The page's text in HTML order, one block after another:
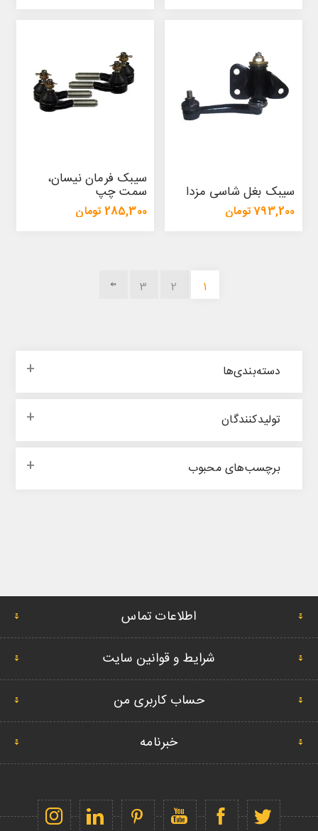
سیبک بغل شاسی مزدا
793,200 تومان
سیبک فرمان نیسان،
سمت چپ
285,300 تومان
1
2
3
دسته‌بندی‌ها
تولیدکنندگان
برچسب‌های محبوب
اطلاعات تماس
شرایط و قوانین سایت
حساب کاربری من
خبرنامه